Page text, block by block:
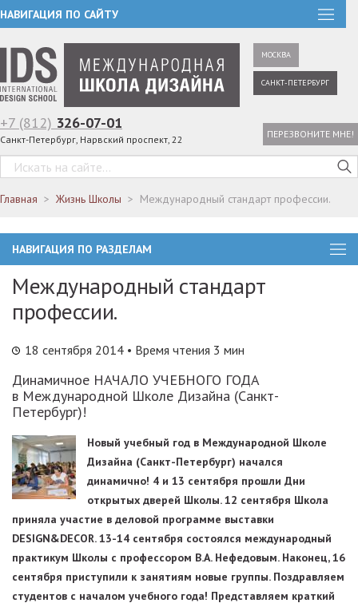
НАВИГАЦИЯ ПО САЙТУ
МОСКВА
САНКТ-ПЕТЕРБУРГ
+7 (812) 326-07-01
Санкт-Петербург, Нарвский проспект, 22 ПЕРЕЗВОНИТЕ МНЕ!
Главная Жизнь Школы Международный стандарт профессии.
НАВИГАЦИЯ ПО РАЗДЕЛАМ
Международный стандарт
профессии.
18 сентября 2014 • Время чтения 3 мин
Динамичное НАЧАЛО УЧЕБНОГО ГОДА
в Международной Школе Дизайна (Санкт-
Петербург)!
Новый учебный год в Международной Школе
Дизайна (Санкт-Петербург) начался
динамично! 4 и 13 сентября прошли Дни
открытых дверей Школы. 12 сентября Школа
приняла участие в деловой программе выставки
DESIGN&DECOR. 13-14 сентября состоялся международный
практикум Школы с профессором В.А. Нефедовым. Наконец, 16
сентября приступили к занятиям новые группы. Поздравляем
студентов с началом учебного года! Представляем краткий